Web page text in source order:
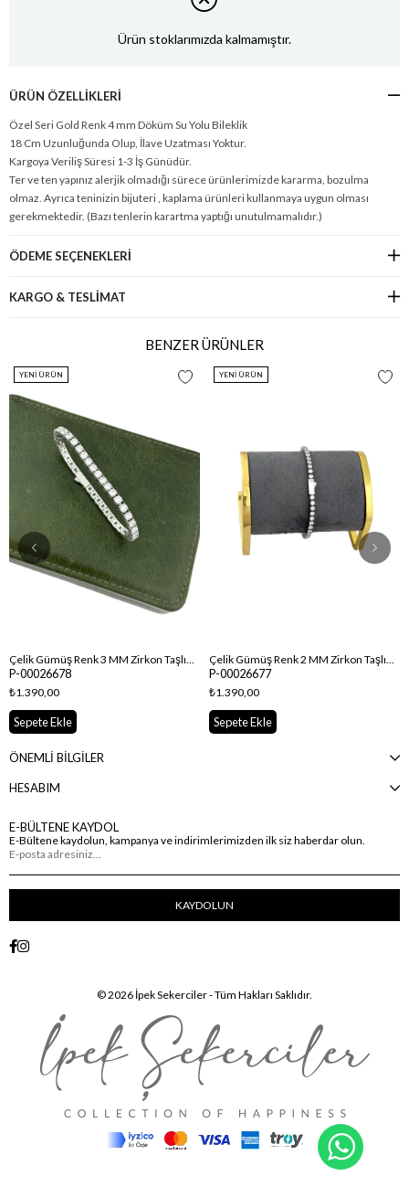
Ürün stoklarımızda kalmamıştır.
ÜRÜN ÖZELLIKLERI
Özel Seri Gold Renk 4 mm Döküm Su Yolu Bileklik
18 Cm Uzunluğunda Olup, İlave Uzatması Yoktur.
Kargoya Veriliş Süresi 1-3 İş Günüdür.
Ter ve ten yapınız alerjik olmadığı sürece ürünlerimizde kararma, bozulma
olmaz. Ayrıca teninizin bijuteri , kaplama ürünleri kullanmaya uygun olması
gerekmektedir. (Bazı tenlerin karartma yaptığı unutulmamalıdır.)
ÖDEME SEÇENEKLERI
KARGO & TESLİMAT
BENZER ÜRÜNLER
Çelik Gümüş Renk 3 MM Zirkon Taşlı Su Yolu Bileklik ( 19 Cm )
P-00026678
₺1.390,00
Sepete Ekle
YENI ÜRÜN
Çelik Gümüş Renk 2 MM Zirkon Taşlı Su Yolu Bileklik ( 19 Cm )
P-00026677
₺1.390,00
Sepete Ekle
YENI ÜRÜN
ÖNEMLİ BİLGİLER
HESABIM
E-BÜLTENE KAYDOL
E-Bültene kaydolun, kampanya ve indirimlerimizden ilk siz haberdar olun.
KAYDOLUN
© 2026 İpek Sekerciler - Tüm Hakları Saklıdır.